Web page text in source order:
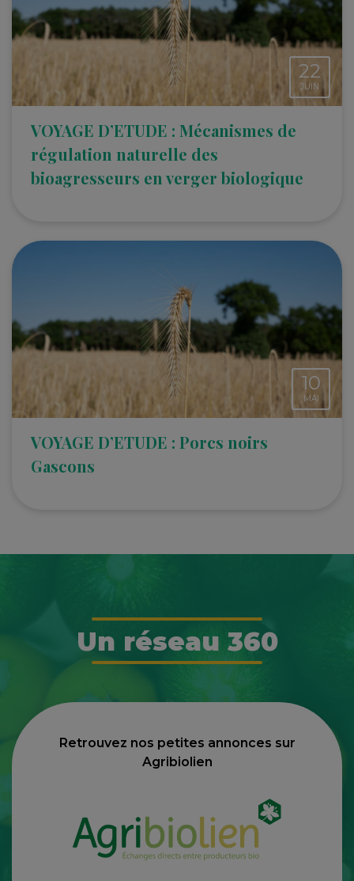
22
JUIN
VOYAGE D’ETUDE : Mécanismes de
régulation naturelle des
bioagresseurs en verger biologique
10
MAI
VOYAGE D’ETUDE : Porcs noirs
Gascons
Un réseau 360
Retrouvez nos petites annonces sur
Agribiolien